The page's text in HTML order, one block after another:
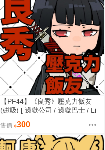
【PF44】《良秀》壓克力飯友
(磁吸) [ 邊獄公司 / 邊獄巴士 / Li
員 / 十二罪人 ]
售價 300